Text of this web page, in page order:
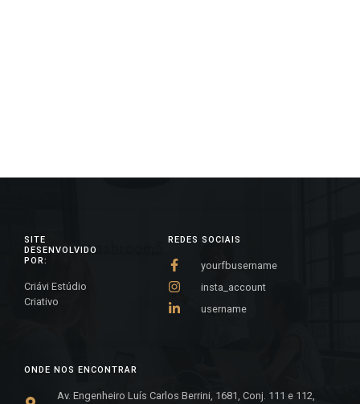
ONDE NOS ENCONTRAR
Av. Engenheiro Luís Carlos Berrini, 1681, Conj. 111 e 112,
REDES SOCIAIS
yourfbusername
insta_account
username
SITE
DESENVOLVIDO
POR:
Criávi Estúdio
Criativo